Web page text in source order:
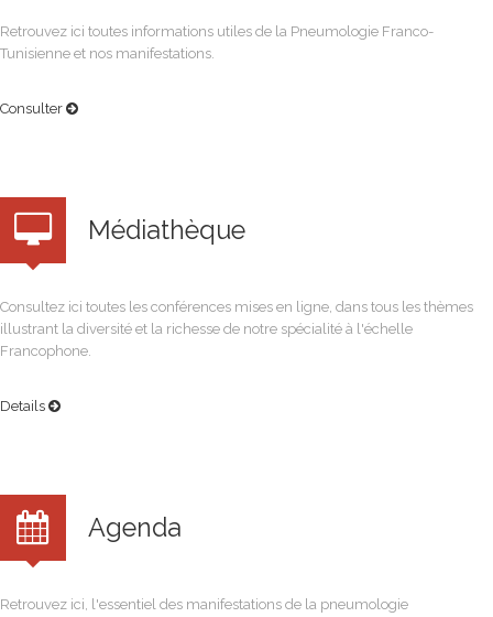
Retrouvez ici toutes informations utiles de la Pneumologie Franco-
Tunisienne et nos manifestations.
Consulter
Médiathèque
Consultez ici toutes les conférences mises en ligne, dans tous les thèmes
illustrant la diversité et la richesse de notre spécialité à l'échelle
Francophone.
Details
Agenda
Retrouvez ici, l'essentiel des manifestations de la pneumologie